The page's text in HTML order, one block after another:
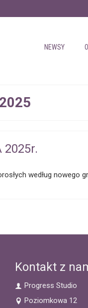
NEWSY
2025r.
według
Kontakt z
Progress Studio
Poziomkowa 12